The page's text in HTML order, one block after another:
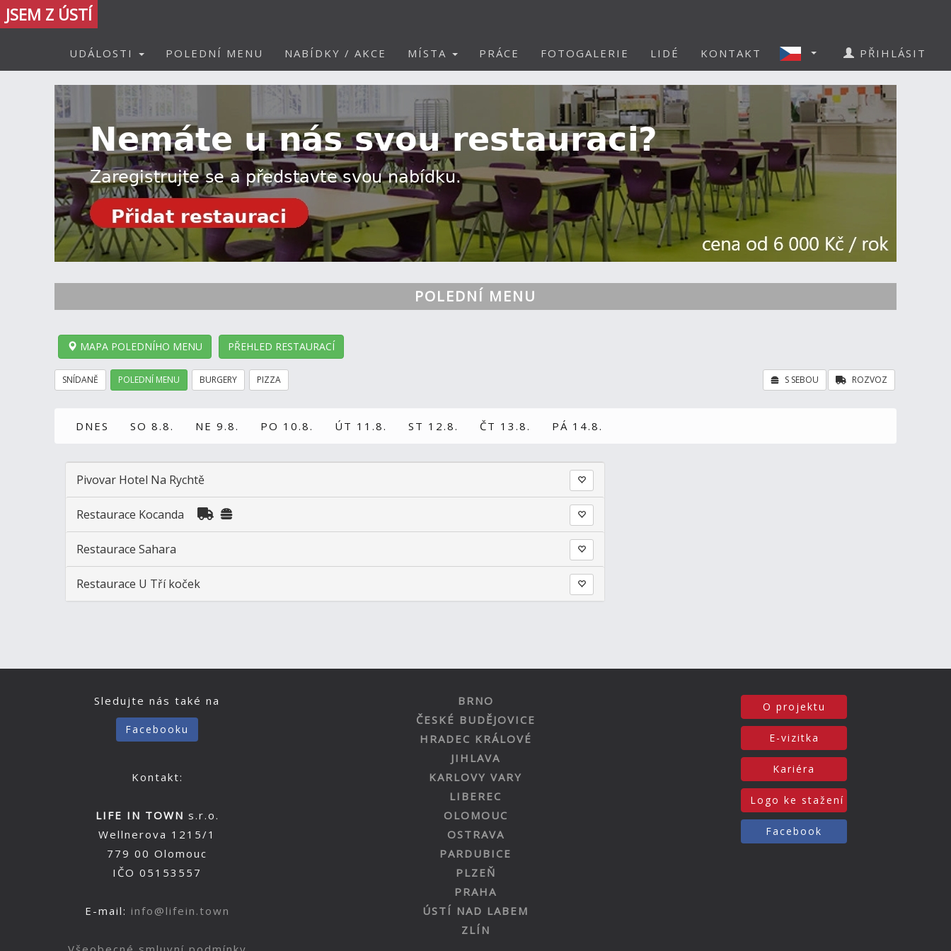
JSEM Z ÚSTÍ
UDÁLOSTI POLEDNÍ MENU NABÍDKY / AKCE MÍSTA PRÁCE FOTOGALERIE LIDÉ KONTAKT PŘIHLÁSIT
POLEDNÍ MENU
MAPA POLEDNÍHO MENU PŘEHLED RESTAURACÍ
SNÍDANĚ POLEDNÍ MENU BURGERY PIZZA ROZVOZ
S SEBOU
DNES SO 8.8. NE 9.8. PO 10.8. ÚT 11.8. ST 12.8. ČT 13.8. PÁ 14.8.
Pivovar Hotel Na Rychtě
Restaurace Kocanda
Restaurace Sahara
Restaurace U Tří koček
Sledujte nás také na
Facebooku
Kontakt:
LIFE IN TOWN s.r.o.
Wellnerova 1215/1
779 00 Olomouc
IČO 05153557
E-mail: info@lifein.town
BRNO
ČESKÉ BUDĚJOVICE
HRADEC KRÁLOVÉ
JIHLAVA
KARLOVY VARY
LIBEREC
OLOMOUC
OSTRAVA
PARDUBICE
PLZEŇ
PRAHA
ÚSTÍ NAD LABEM
ZLÍN
O projektu
E-vizitka
Kariéra
Logo ke stažení
Facebook